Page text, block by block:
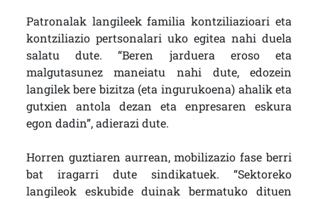
Patronalak langileek familia kontziliazioari eta
kontziliazio pertsonalari uko egitea nahi duela
salatu dute. “Beren jarduera eroso eta
malgutasunez maneiatu nahi dute, edozein
langilek bere bizitza (eta ingurukoena) ahalik eta
gutxien antola dezan eta enpresaren eskura
egon dadin”, adierazi dute.
Horren guztiaren aurrean, mobilizazio fase berri
bat iragarri dute sindikatuek. “Sektoreko
langileok eskubide duinak bermatuko dituen